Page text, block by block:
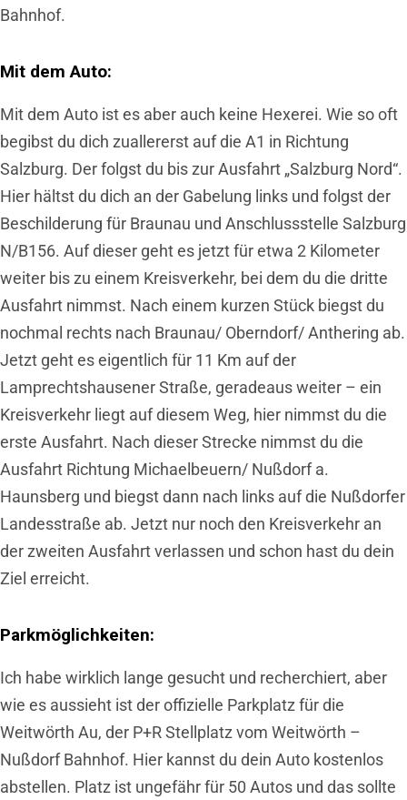
Bahnhof.
Mit dem Auto:
Mit dem Auto ist es aber auch keine Hexerei. Wie so oft
begibst du dich zuallererst auf die A1 in Richtung
Salzburg. Der folgst du bis zur Ausfahrt „Salzburg Nord“.
Hier hältst du dich an der Gabelung links und folgst der
Beschilderung für Braunau und Anschlussstelle Salzburg
N/B156. Auf dieser geht es jetzt für etwa 2 Kilometer
weiter bis zu einem Kreisverkehr, bei dem du die dritte
Ausfahrt nimmst. Nach einem kurzen Stück biegst du
nochmal rechts nach Braunau/ Oberndorf/ Anthering ab.
Jetzt geht es eigentlich für 11 Km auf der
Lamprechtshausener Straße, geradeaus weiter – ein
Kreisverkehr liegt auf diesem Weg, hier nimmst du die
erste Ausfahrt. Nach dieser Strecke nimmst du die
Ausfahrt Richtung Michaelbeuern/ Nußdorf a.
Haunsberg und biegst dann nach links auf die Nußdorfer
Landesstraße ab. Jetzt nur noch den Kreisverkehr an
der zweiten Ausfahrt verlassen und schon hast du dein
Ziel erreicht.
Parkmöglichkeiten:
Ich habe wirklich lange gesucht und recherchiert, aber
wie es aussieht ist der offizielle Parkplatz für die
Weitwörth Au, der P+R Stellplatz vom Weitwörth –
Nußdorf Bahnhof. Hier kannst du dein Auto kostenlos
abstellen. Platz ist ungefähr für 50 Autos und das sollte